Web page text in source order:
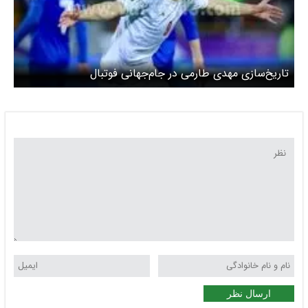
تاریخ‌سازی مهدی طارمی در جام‌جهانی فوتبال
ارسال نظر